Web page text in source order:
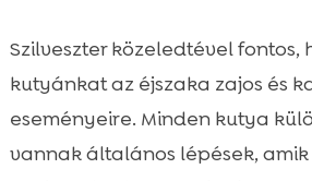
Szilveszter közeledtével fontos,
kutyánkat az éjszaka zajos és
eseményeire. Minden kutya
vannak általános lépések, amik